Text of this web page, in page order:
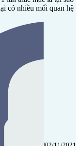
có nhiều mối quan hệ